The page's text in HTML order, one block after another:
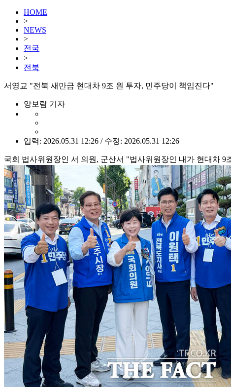
HOME
>
NEWS
>
전국
>
전북
서영교 "전북 새만금 현대차 9조 원 투자, 민주당이 책임진다"
양보람 기자
입력: 2026.05.31 12:26 / 수정: 2026.05.31 12:26
국회 법사위원장인 서 의원, 군산서 "법사위원장인 내가 현대차 9